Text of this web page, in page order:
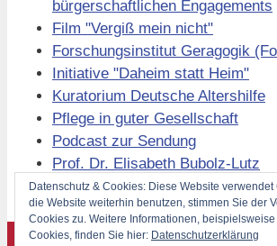
bürgerschaftlichen Engagements
Film "Vergiß mein nicht"
Forschungsinstitut Geragogik
Initiative "Daheim statt Heim"
Kuratorium Deutsche Altershilfe
Pflege in guter Gesellschaft
Podcast zur Sendung
Prof. Dr. Elisabeth Bubolz-Lutz
Volkssolidarität Berlin
Datenschutz & Cookies: Diese Website
die Website weiterhin benutzen, stimmen Sie der
Cookies zu. Weitere Informationen,
Cookies, finden Sie hier: Datenschutzerklärung